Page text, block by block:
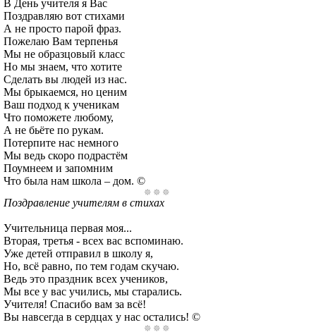
В День учителя я Вас
Поздравляю вот стихами
А не просто парой фраз.
Пожелаю Вам терпенья
Мы не образцовый класс
Но мы знаем, что хотите
Сделать вы людей из нас.
Мы брыкаемся, но ценим
Ваш подход к ученикам
Что поможете любому,
А не бьёте по рукам.
Потерпите нас немного
Мы ведь скоро подрастём
Поумнеем и запомним
Что была нам школа – дом. ©
Поздравление учителям в стихах
Учительница первая моя...
Вторая, третья - всех вас вспоминаю.
Уже детей отправил в школу я,
Но, всё равно, по тем годам скучаю.
Ведь это праздник всех учеников,
Мы все у вас учились, мы старались.
Учителя! Спасибо вам за всё!
Вы навсегда в сердцах у нас остались! ©